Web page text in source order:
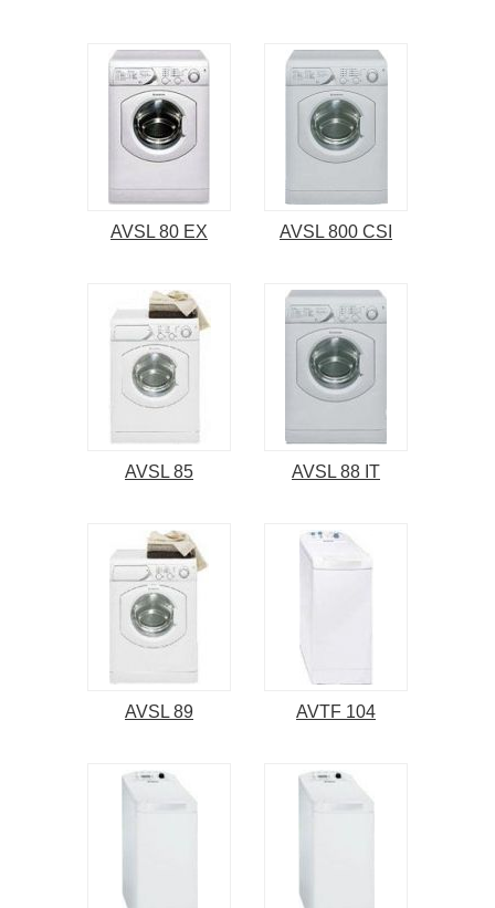
AVSL 80 EX AVSL 800 CSI
AVSL 85 AVSL 88 IT
AVSL 89 AVTF 104